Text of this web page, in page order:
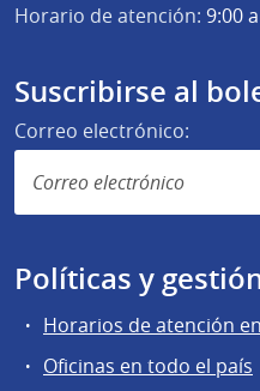
Horario de atención: 9:00
Suscribirse al
Correo electrónico:
Políticas y
Horarios de atención
Oficinas en todo el país